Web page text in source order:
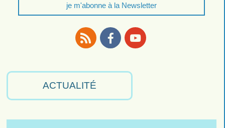
je m'abonne à la Newsletter
ACTUALITÉ